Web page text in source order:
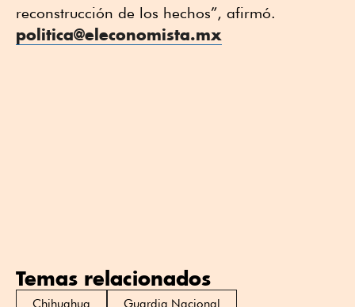
reconstrucción de los hechos”, afirmó.
politica@eleconomista.mx
Temas relacionados
Chihuahua
Guardia Nacional